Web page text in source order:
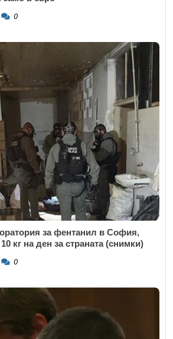
0
за фентанил в София,
кг на ден за страната (снимки)
0